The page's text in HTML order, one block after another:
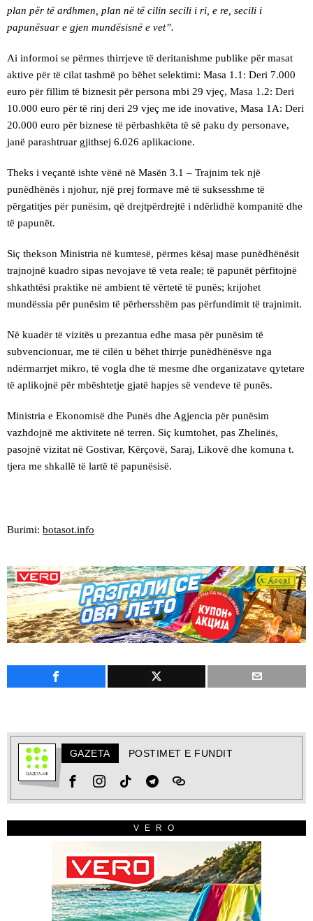
plan për të ardhmen, plan në të cilin secili i ri, e re, secili i
papunësuar e gjen mundësisnë e vet”.
Ai informoi se përmes thirrjeve të deritanishme publike për masat
aktive për të cilat tashmë po bëhet selektimi: Masa 1.1: Deri 7.000
euro për fillim të biznesit për persona mbi 29 vjeç, Masa 1.2: Deri
10.000 euro për të rinj deri 29 vjeç me ide inovative, Masa 1A: Deri
20.000 euro për biznese të përbashkëta të së paku dy personave,
janë parashtruar gjithsej 6.026 aplikacione.
Theks i veçantë ishte vënë në Masën 3.1 – Trajnim tek një
punëdhënës i njohur, një prej formave më të suksesshme të
përgatitjes për punësim, që drejtpërdrejtë i ndërlidhë kompanitë dhe
të papunët.
Siç thekson Ministria në kumtesë, përmes kësaj mase punëdhënësit
trajnojnë kuadro sipas nevojave të veta reale; të papunët përfitojnë
shkathtësi praktike në ambient të vërtetë të punës; krijohet
mundëssia për punësim të përhersshëm pas përfundimit të trajnimit.
Në kuadër të vizitës u prezantua edhe masa për punësim të
subvencionuar, me të cilën u bëhet thirrje punëdhënësve nga
ndërmarrjet mikro, të vogla dhe të mesme dhe organizatave qytetare
të aplikojnë për mbështetje gjatë hapjes së vendeve të punës.
Ministria e Ekonomisë dhe Punës dhe Agjencia për punësim
vazhdojnë me aktivitete në terren. Siç kumtohet, pas Zhelinës,
pasojnë vizitat në Gostivar, Kërçovë, Saraj, Likovë dhe komuna t.
tjera me shkallë të lartë të papunësisë.
Burimi: botasot.info
GAZETA POSTIMET E FUNDIT
VERO